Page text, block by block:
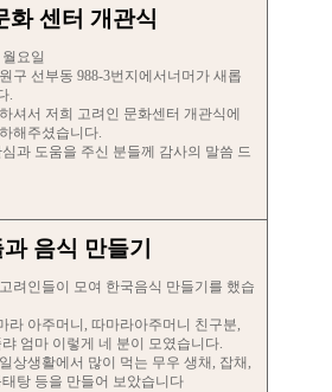
화 센터 개관식
요일
구 선부동 988-3번지에서너머가 새롭
.
셔서 저희 고려인 문화센터 개관식에
해주셨습니다.
과 도움을 주신 분들께 감사의 말씀 드
음식 만들기
려인들이 모여 한국음식 만들기를 했습
라 아주머니, 따마라아주머니 친구분,
엄마 이렇게 네 분이 모였습니다.
상생활에서 많이 먹는 무우 생채, 잡채,
탕 등을 만들어 보았습니다